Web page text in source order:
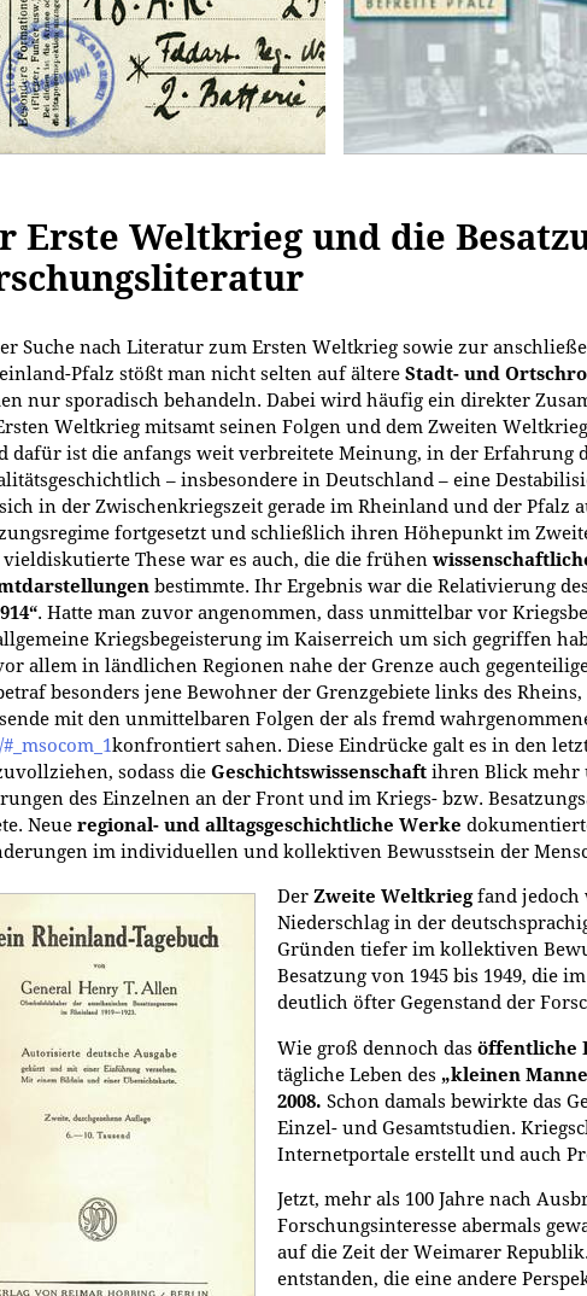
Erste Weltkrieg und die
Suche nach Literatur zum Ersten Weltkrieg sowie zur
Pfalz stößt man nicht selten auf ältere Stadt- und
nur sporadisch behandeln. Dabei wird häufig ein direkter
Weltkrieg mitsamt seinen Folgen und dem Zweiten
dafür ist die anfangs weit verbreitete Meinung, in der Erfahrung
– insbesondere in Deutschland – eine
in der Zwischenkriegszeit gerade im Rheinland und der Pfalz
fortgesetzt und schließlich ihren Höhepunkt im
vieldiskutierte These war es auch, die die frühen
bestimmte. Ihr Ergebnis war die Relativierung
. Hatte man zuvor angenommen, dass unmittelbar vor
Kriegsbegeisterung im Kaiserreich um sich gegriffen
allem in ländlichen Regionen nahe der Grenze auch
besonders jene Bewohner der Grenzgebiete links des
mit den unmittelbaren Folgen der als fremd
konfrontiert sahen. Diese Eindrücke galt es in den
sodass die Geschichtswissenschaft ihren Blick mehr
des Einzelnen an der Front und im Kriegs- bzw.
Neue regional- und alltagsgeschichtliche Werke
im individuellen und kollektiven Bewusstsein der
Der Zweite Weltkriegfand jedoch
Niederschlag in der
Gründen tiefer im kollektiven
Besatzung von 1945 bis 1949, die
deutlich öfter Gegenstand der
Wie groß dennoch das öffentliche
tägliche Leben des „kleinen
2008. Schon damals bewirkte das
Einzel- und Gesamtstudien.
Internetportale erstellt und auch
Jetzt, mehr als 100 Jahre nach
Forschungsinteresse abermals
auf die Zeit der Weimarer
entstanden, die eine andere